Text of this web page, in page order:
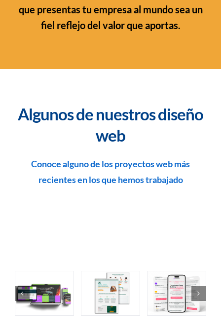
que presentas tu empresa al mundo sea un
fiel reflejo del valor que aportas.
Algunos de nuestros diseño
web
Conoce alguno de los proyectos web más
recientes en los que hemos trabajado